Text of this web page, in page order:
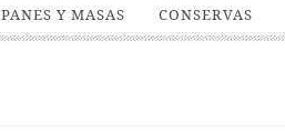
PANES Y MASAS CONSERVAS